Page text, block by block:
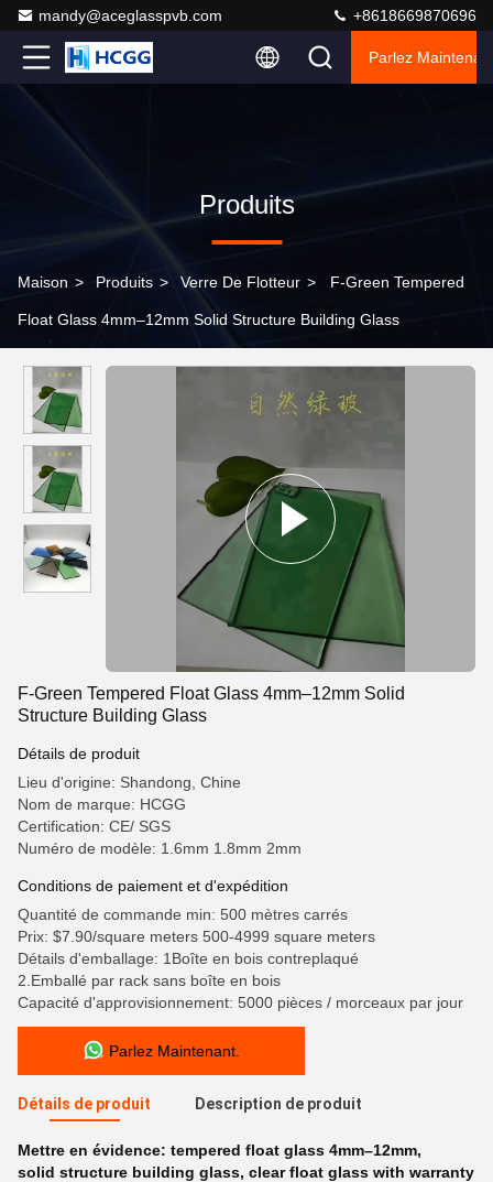
mandy@aceglasspvb.com +8618669870696
Parlez
Produits
Maison > Produits > Verre De Flotteur > F-Green Tempered
Float Glass 4mm–12mm Solid Structure Building Glass
F-Green Tempered Float Glass 4mm–12mm Solid
Structure Building Glass
Détails de produit
Lieu d'origine: Shandong, Chine
Nom de marque: HCGG
Certification: CE/ SGS
Numéro de modèle: 1.6mm 1.8mm 2mm
Conditions de paiement et d'expédition
Quantité de commande min: 500 mètres carrés
Prix: $7.90/square meters 500-4999 square meters
Détails d'emballage: 1Boîte en bois contreplaqué
2.Emballé par rack sans boîte en bois
Capacité d'approvisionnement: 5000 pièces / morceaux par jour
Parlez Maintenant.
Détails de produit Description de produit
Mettre en évidence: tempered float glass 4mm–12mm,
solid structure building glass, clear float glass with warranty